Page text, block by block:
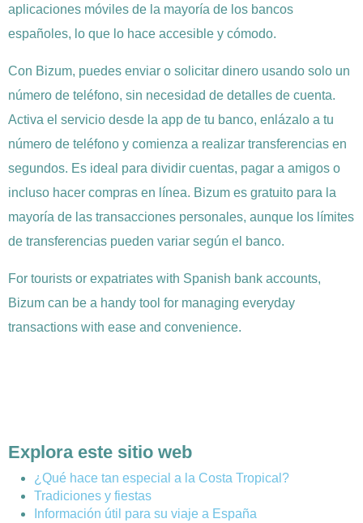
aplicaciones móviles de la mayoría de los bancos
españoles, lo que lo hace accesible y cómodo.
Con Bizum, puedes enviar o solicitar dinero usando solo un
número de teléfono, sin necesidad de detalles de cuenta.
Activa el servicio desde la app de tu banco, enlázalo a tu
número de teléfono y comienza a realizar transferencias en
segundos. Es ideal para dividir cuentas, pagar a amigos o
incluso hacer compras en línea. Bizum es gratuito para la
mayoría de las transacciones personales, aunque los límites
de transferencias pueden variar según el banco.
For tourists or expatriates with Spanish bank accounts,
Bizum can be a handy tool for managing everyday
transactions with ease and convenience.
Explora este sitio web
¿Qué hace tan especial a la Costa Tropical?
Tradiciones y fiestas
Información útil para su viaje a España